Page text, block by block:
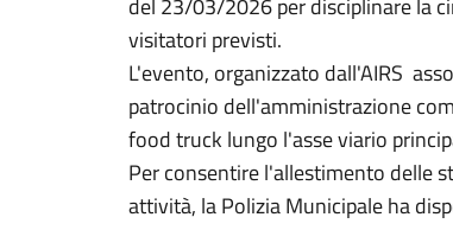
del 23/03/2026 per disciplinare la
visitatori previsti.
L'evento, organizzato dall'AIRS
patrocinio dell'amministrazione
food truck lungo l'asse viario
Per consentire l'allestimento delle
attività, la Polizia Municipale ha